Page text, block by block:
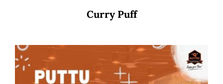
Curry Puff